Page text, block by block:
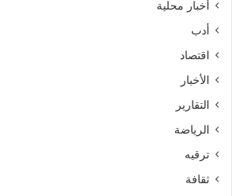
أخبار محلية
أدب
اقتصاد
الأخبار
التقارير
الرياضة
ترقيه
ثقافة